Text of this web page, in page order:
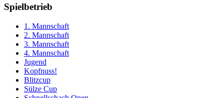
Spielbetrieb
1. Mannschaft
2. Mannschaft
3. Mannschaft
4. Mannschaft
Jugend
Kopfnuss!
Blitzcup
Sülze Cup